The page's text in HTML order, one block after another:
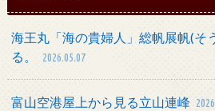
海王丸「海の貴婦人」総帆展帆(そ
る。
2026.05.07
富山空港屋上から見る立山連峰